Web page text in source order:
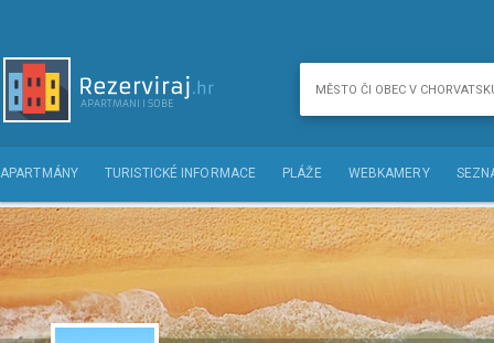
APARTMÁNY TURISTICKÉ INFORMACE PLÁŽE WEBKAMERY